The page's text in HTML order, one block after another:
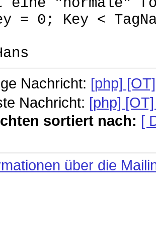
Nachricht: [php]
Nachricht: [php]
sortiert nach: [
über die